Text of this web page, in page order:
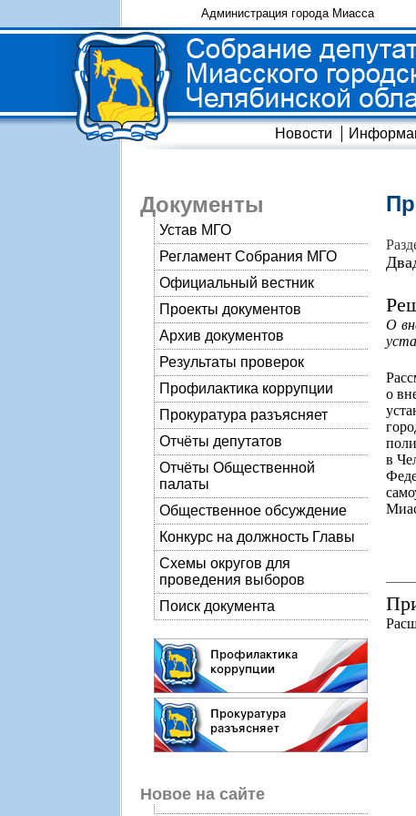
Администрация города Миасса
Новости
Документы
Устав МГО
Регламент Собрания МГО
Официальный вестник
Проекты документов
Архив документов
Результаты проверок
Профилактика коррупции
Прокуратура разъясняет
Отчёты депутатов
Отчёты Общественной
палаты
Общественное обсуждение
Конкурс на должность Главы
Схемы округов для
проведения выборов
Поиск документа
Новое на сайте
О
о
в